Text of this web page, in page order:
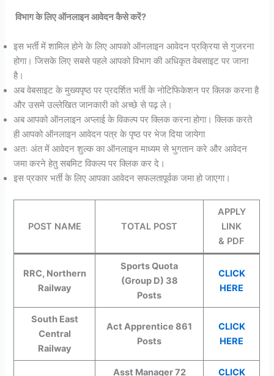
विभाग के लिए ऑनलाइन आवेदन कैसे करें?
इस भर्ती में शामिल होने के लिए आपको ऑनलाइन आवेदन प्रक्रिया से गुजरना
होगा। जिसके लिए सबसे पहले आपको विभाग की अधिकृत वेबसाइट पर जाना
है।
अब वेबसाइट के मुख्यपृष्ठ पर प्रदर्शित भर्ती के नोटिफिकेशन पर क्लिक करना है
और उसमे उल्लेखित जानकारी को अच्छे से पढ़ ले।
अब आपको ऑनलाइन अप्लाई के विकल्प पर क्लिक करना होगा। क्लिक करते
ही आपको ऑनलाइन आवेदन पत्र के पृष्ठ पर भेज दिया जायेगा
अतः अंत में आवेदन शुल्क का ऑनलाइन माध्यम से भुगतान करे और आवेदन
जमा करने हेतु सबमिट विकल्प पर क्लिक कर दे।
इस प्रकार भर्ती के लिए आपका आवेदन सफलतापूर्वक जमा हो जाएगा।
POST NAME TOTAL POST
APPLY
LINK
& PDF
RRC, Northern
Railway
Sports Quota
(Group D) 38
Posts
CLICK
HERE
South East
Central
Railway
Act Apprentice 861
Posts
CLICK
HERE
Asst Manager 72 CLICK